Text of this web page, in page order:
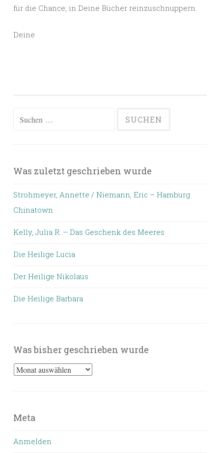
für die Chance, in Deine Bücher reinzuschnuppern.
Deine
Suchen
Was zuletzt geschrieben wurde
Strohmeyer, Annette / Niemann, Eric – Hamburg
Chinatown
Kelly, Julia R. – Das Geschenk des Meeres
Die Heilige Lucia
Der Heilige Nikolaus
Die Heilige Barbara
Was bisher geschrieben wurde
Was
wurde
Meta
Anmelden